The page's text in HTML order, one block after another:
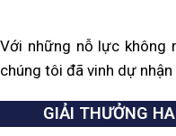
Với những nỗ lực không
chúng tôi đã vinh dự
GIẢI THƯỞNG